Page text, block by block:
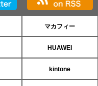
マカフィー
HUAWEI
kintone